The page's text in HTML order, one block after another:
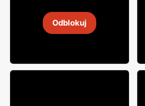
18 sie 2026Odblokuj